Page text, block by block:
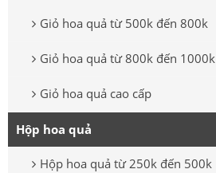
Giỏ hoa quả từ 500k đến 800k
Giỏ hoa quả từ 800k đến 1000k
Giỏ hoa quả cao cấp
Hộp hoa quả
Hộp hoa quả từ 250k đến 500k